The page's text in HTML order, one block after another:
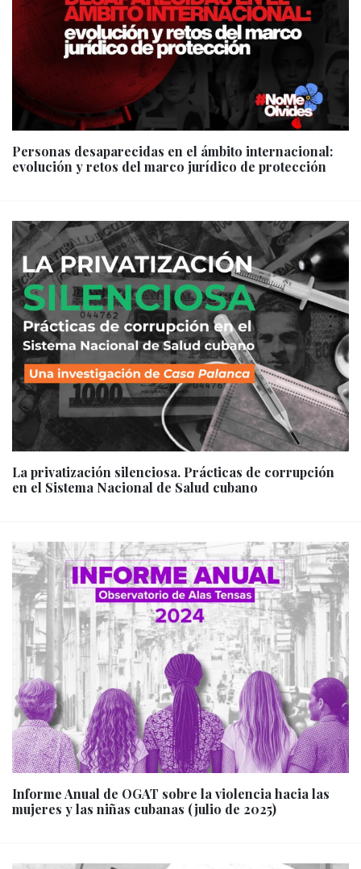
Personas desaparecidas en el ámbito internacional:
evolución y retos del marco jurídico de protección
La privatización silenciosa. Prácticas de corrupción
en el Sistema Nacional de Salud cubano
Informe Anual de OGAT sobre la violencia hacia las
mujeres y las niñas cubanas (julio de 2025)